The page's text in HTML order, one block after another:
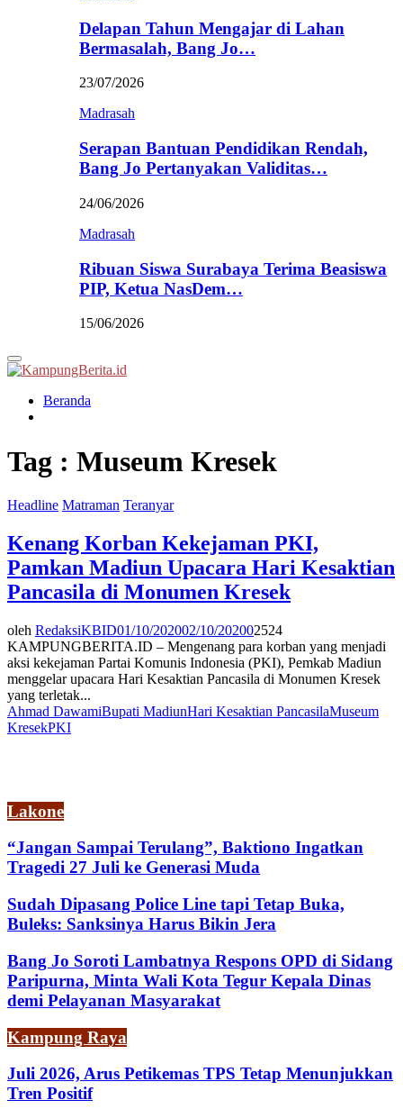
Delapan Tahun Mengajar di Lahan
Bermasalah, Bang Jo…
23/07/2026
Madrasah
Serapan Bantuan Pendidikan Rendah,
Bang Jo Pertanyakan Validitas…
24/06/2026
Madrasah
Ribuan Siswa Surabaya Terima Beasiswa
PIP, Ketua NasDem…
15/06/2026
Primary
Menu
Beranda
Tag : Museum Kresek
Headline Matraman Teranyar
Kenang Korban Kekejaman PKI,
Pamkan Madiun Upacara Hari Kesaktian
Pancasila di Monumen Kresek
oleh RedaksiKBID01/10/202002/10/202002524
KAMPUNGBERITA.ID – Mengenang para korban yang menjadi
aksi kekejaman Partai Komunis Indonesia (PKI), Pemkab Madiun
menggelar upacara Hari Kesaktian Pancasila di Monumen Kresek
yang terletak...
Ahmad DawamiBupati MadiunHari Kesaktian PancasilaMuseum
KresekPKI
Lakone
“Jangan Sampai Terulang”, Baktiono Ingatkan
Tragedi 27 Juli ke Generasi Muda
Sudah Dipasang Police Line tapi Tetap Buka,
Buleks: Sanksinya Harus Bikin Jera
Bang Jo Soroti Lambatnya Respons OPD di Sidang
Paripurna, Minta Wali Kota Tegur Kepala Dinas
demi Pelayanan Masyarakat
Kampung Raya
Juli 2026, Arus Petikemas TPS Tetap Menunjukkan
Tren Positif